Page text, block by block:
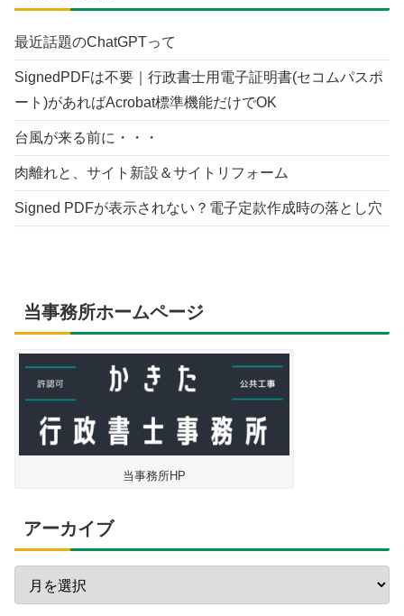
最近話題のChatGPTって
SignedPDFは不要｜行政書士用電子証明書(セコムパスポ
ート)があればAcrobat標準機能だけでOK
台風が来る前に・・・
肉離れと、サイト新設＆サイトリフォーム
Signed PDFが表示されない？電子定款作成時の落とし穴
当事務所ホームページ
当事務所HP
アーカイブ